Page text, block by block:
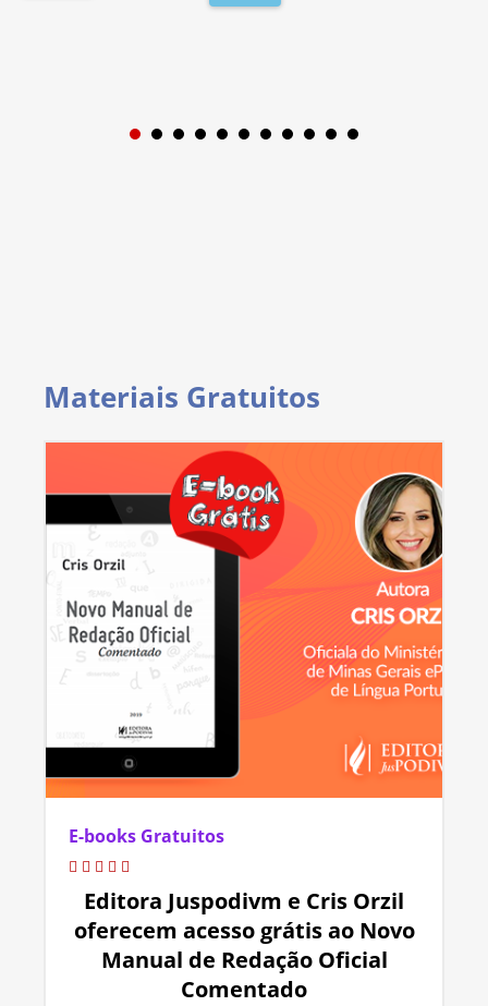
1 2 3
Materiais Gratuitos
E-books Gratuitos
Editora Juspodivm e Cris Orzil
oferecem acesso grátis ao Novo
Manual de Redação Oficial
Comentado